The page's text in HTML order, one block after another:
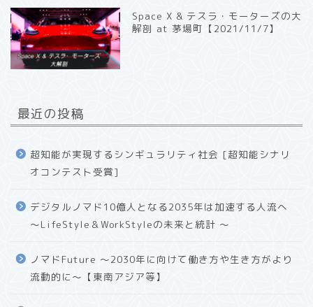
Space X & テスラ・モーターズの大
解剖 at 茅場町【2021/11/7】
最近の投稿
超知能が実現するシンギュラリティ社会 [超知能シナリ
オコンテスト受賞]
デジタルノマド10億人となる2035年は加速する人流へ
〜LifeStyle＆WorkStyleの未来と統計 〜
ノマドFuture 〜2030年に向けて働き方や生き方がより
流動的に〜【東南アジア等】